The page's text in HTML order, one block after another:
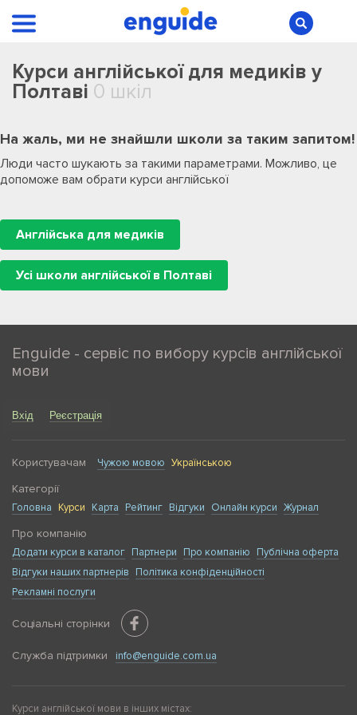
Курси англійської для медиків у
Полтаві 0 шкіл
На жаль, ми не знайшли школи за таким запитом!
Люди часто шукають за такими параметрами. Можливо, це
допоможе вам обрати курси англійської
Англійська для медиків
Усі школи англійської в Полтаві
Enguide - сервіс по вибору курсів англійської
мови
Вхід Реєстрація
Користувачам Чужою мовою Українською
Категорії
Головна Курси Карта Рейтинг Відгуки Онлайн курси Журнал
Про компанію
Додати курси в каталог Партнери Про компанію
Публічна оферта
Відгуки наших партнерів
Політика конфіденційності
Рекламні послуги
Соціальні сторінки
Служба підтримки info@enguide.com.ua
Курси англійської мови в інших містах: